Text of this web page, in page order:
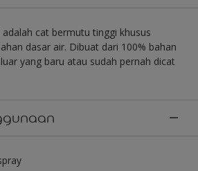
cat bermutu tinggi khusus
dasar air. Dibuat dari 100% bahan
yang baru atau sudah pernah dicat